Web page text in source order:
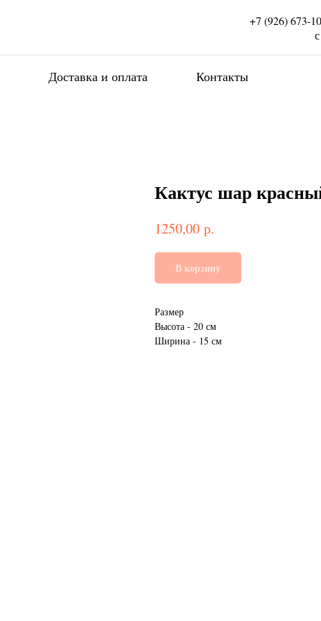
+7 (926) 673-
Доставка и оплата Контакты
Кактус шар
1250,00 р.
В корзину
Размер
Высота - 20 см
Ширина - 15 см